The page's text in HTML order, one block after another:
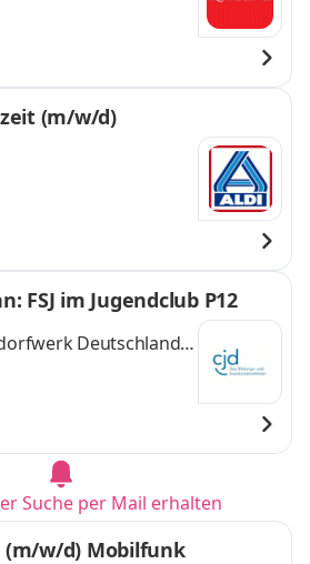
(m/w/d)
FSJ im Jugendclub P12
Deutschlands
Suche per Mail erhalten
(m/w/d) Mobilfunk